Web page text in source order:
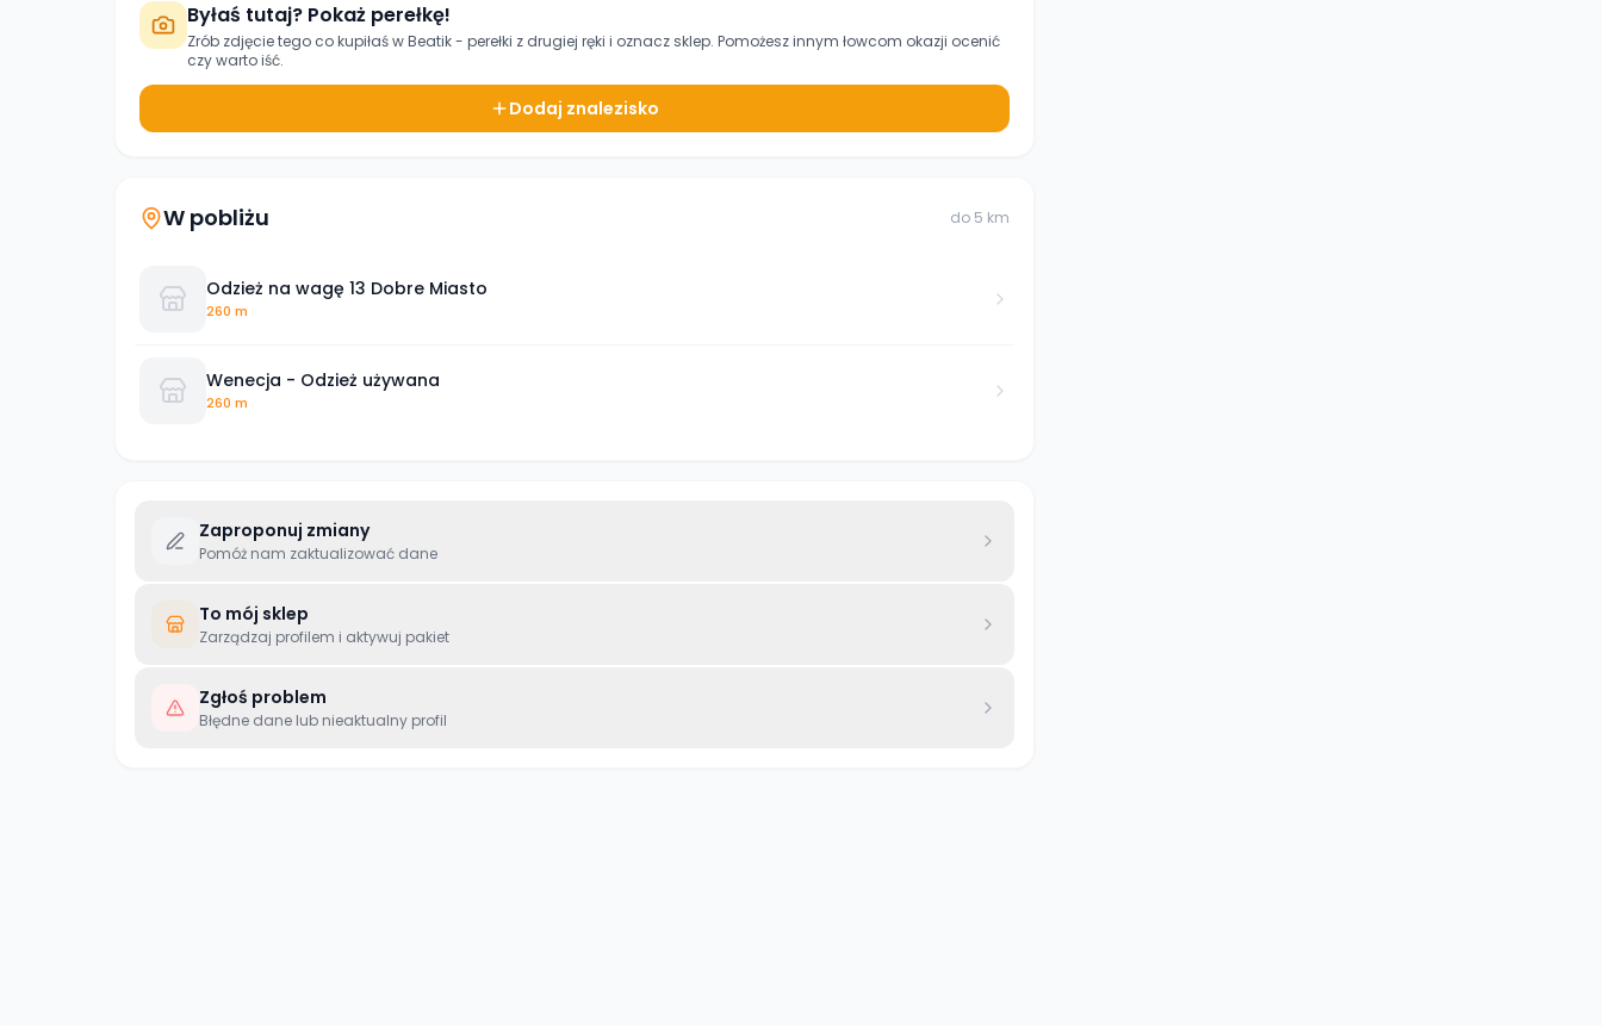
Byłaś tutaj? Pokaż perełkę!
Zrób zdjęcie tego co kupiłaś wBeatik - perełki z drugiej ręki i oznacz sklep. Pomożesz innym łowcom okazji ocenić
czy warto iść.
Dodaj znalezisko
W pobliżu do 5 km
Odzież na wagę 13 Dobre Miasto
260 m
Wenecja - Odzież używana
260 m
Zaproponuj zmiany
Pomóż nam zaktualizować dane
To mój sklep
Zarządzaj profilem i aktywuj pakiet
Zgłoś problem
Błędne dane lub nieaktualny profil